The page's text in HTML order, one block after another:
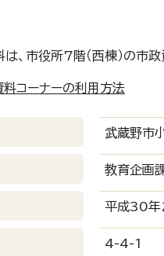
、市役所7階（西棟）の市
料コーナーの利用方法
武蔵野市
教育企画
平成30年
4-4-1